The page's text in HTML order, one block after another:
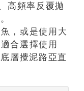
高頻率反覆拋
，或是使用大
合選擇使用
層攪泥路亞直